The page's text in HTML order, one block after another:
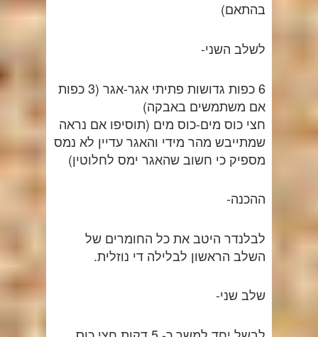
בהתאם)
לשלב השני-
6 כפות גדושות פתיתי אגר-אגר (3 כפות
אם משתמשים באבקה)
חצי כוס מים-כוס מים (תוסיפו אם נראה
שמתייבש מהר מידי והאגר עדיין לא נמס
מספיק כי חשוב שהאגר ימס לחלוטין)
ההכנה-
לבלנדר היטב את כל החומרים של
השלב הראשון לבלילה די נוזלית.
שלב שני-